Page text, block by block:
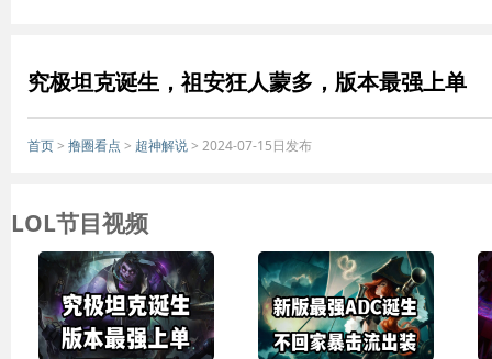
究极坦克诞生，祖安狂人蒙多，版本最强上单
首页> 撸圈看点 > 超神解说> 2024-07-15日发布
LOL节目视频